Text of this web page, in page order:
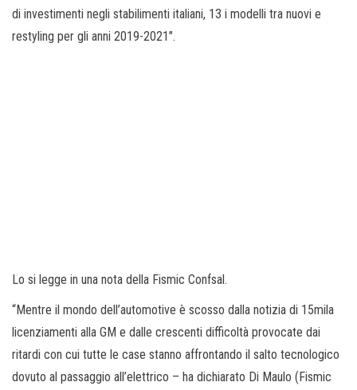
di investimenti negli stabilimenti italiani, 13 i modelli tra nuovi e
restyling per gli anni 2019-2021″.
Lo si legge in una nota della Fismic Confsal.
“Mentre il mondo dell’automotive è scosso dalla notizia di 15mila
licenziamenti alla GM e dalle crescenti difficoltà provocate dai
ritardi con cui tutte le case stanno affrontando il salto tecnologico
dovuto al passaggio all’elettrico – ha dichiarato Di Maulo (Fismic